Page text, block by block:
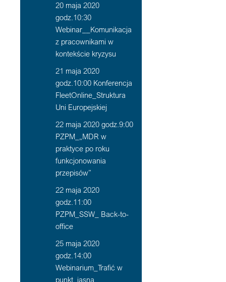
20 maja 2020
godz.10:30
Webinar__Komunikacja
z pracownikami w
kontekście kryzysu
21 maja 2020
godz.10:00 Konferencja
FleetOnline_Struktura
Uni Europejskiej
22 maja 2020 godz.9:00
PZPM_„MDR w
praktyce po roku
funkcjonowania
przepisów”
22 maja 2020
godz.11:00
PZPM_SSW_ Back-to-
office
25 maja 2020
godz.14:00
Webinarium_Trafić w
punkt_jasna